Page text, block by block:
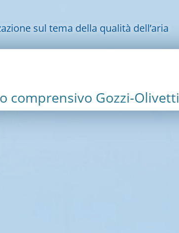
sul tema della qualità dell’aria
comprensivo Gozzi-Olivetti